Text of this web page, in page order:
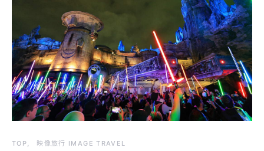
TOP 映像旅行 IMAGE TRAVEL